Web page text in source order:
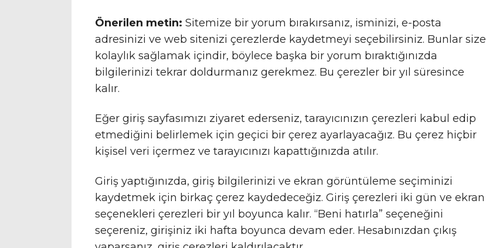
Önerilen metin: Sitemize bir yorum bırakırsanız, isminizi, e-posta
adresinizi ve web sitenizi çerezlerde kaydetmeyi seçebilirsiniz. Bunlar size
kolaylık sağlamak içindir, böylece başka bir yorum bıraktığınızda
bilgilerinizi tekrar doldurmanız gerekmez. Bu çerezler bir yıl süresince
kalır.
Eğer giriş sayfasımızı ziyaret ederseniz, tarayıcınızın çerezleri kabul edip
etmediğini belirlemek için geçici bir çerez ayarlayacağız. Bu çerez hiçbir
kişisel veri içermez ve tarayıcınızı kapattığınızda atılır.
Giriş yaptığınızda, giriş bilgilerinizi ve ekran görüntüleme seçiminizi
kaydetmek için birkaç çerez kaydedeceğiz. Giriş çerezleri iki gün ve ekran
seçenekleri çerezleri bir yıl boyunca kalır. “Beni hatırla” seçeneğini
seçereniz, girişiniz iki hafta boyunca devam eder. Hesabınızdan çıkış